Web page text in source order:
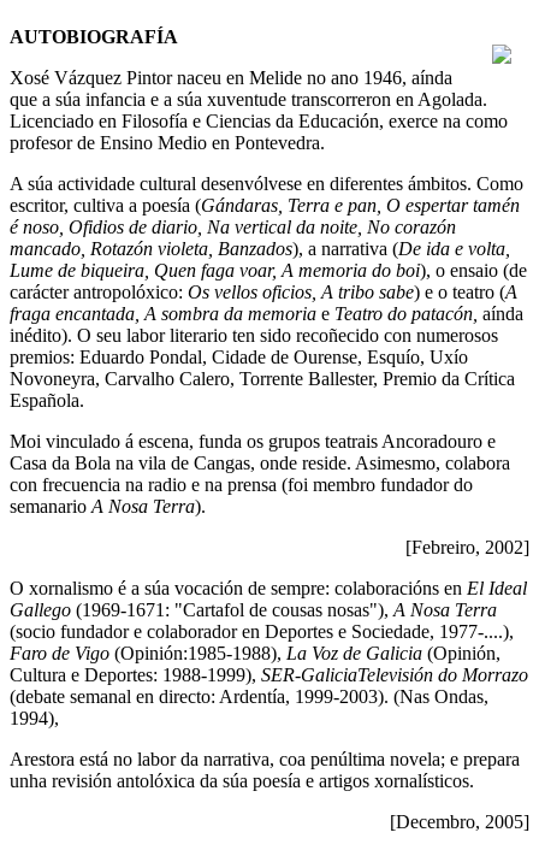
AUTOBIOGRAFÍA
Xosé Vázquez Pintor naceu en Melide no ano 1946, aínda
que a súa infancia e a súa xuventude transcorreron en Agolada.
Licenciado en Filosofía e Ciencias da Educación, exerce na como
profesor de Ensino Medio en Pontevedra.
A súa actividade cultural desenvólvese en diferentes ámbitos. Como
escritor, cultiva a poesía (Gándaras, Terra e pan, O espertar tamén
é noso, Ofidios de diario, Na vertical da noite, No corazón
mancado, Rotazón violeta, Banzados), a narrativa (De ida e volta,
Lume de biqueira, Quen faga voar, A memoria do boi), o ensaio (de
carácter antropolóxico: Os vellos oficios, A tribo sabe) e o teatro (A
fraga encantada, A sombra da memoria e Teatro do patacón, aínda
inédito). O seu labor literario ten sido recoñecido con numerosos
premios: Eduardo Pondal, Cidade de Ourense, Esquío, Uxío
Novoneyra, Carvalho Calero, Torrente Ballester, Premio da Crítica
Española.
Moi vinculado á escena, funda os grupos teatrais Ancoradouro e
Casa da Bola na vila de Cangas, onde reside. Asimesmo, colabora
con frecuencia na radio e na prensa (foi membro fundador do
semanario A Nosa Terra).
[Febreiro, 2002]
O xornalismo é a súa vocación de sempre: colaboracións en El Ideal
Gallego (1969-1671: "Cartafol de cousas nosas"), A Nosa Terra
(socio fundador e colaborador en Deportes e Sociedade, 1977-....),
Faro de Vigo (Opinión:1985-1988), La Voz de Galicia (Opinión,
Cultura e Deportes: 1988-1999), SER-GaliciaTelevisión do Morrazo
(debate semanal en directo: Ardentía, 1999-2003). (Nas Ondas,
1994),
Arestora está no labor da narrativa, coa penúltima novela; e prepara
unha revisión antolóxica da súa poesía e artigos xornalísticos.
[Decembro, 2005]